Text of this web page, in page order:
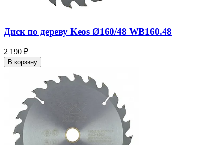
Диск по дереву Keos Ø160/48 WB160.48
2 190 ₽
В корзину